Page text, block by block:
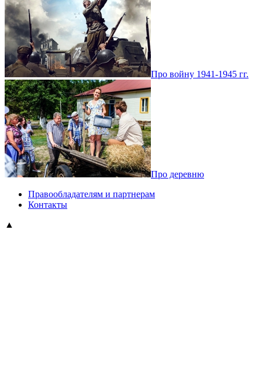
Про войну 1941-1945 гг.
Про деревню
Правообладателям и партнерам
Контакты
▲